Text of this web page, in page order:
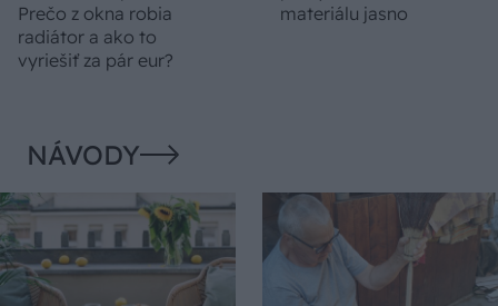
Prečo z okna robia
radiátor a ako to
vyriešiť za pár eur?
materiálu jasno
NÁVODY